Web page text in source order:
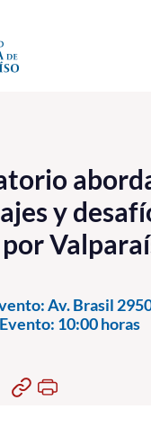
al contenido
e Innovación
Medio y
Av. Brasil
10:00 horas